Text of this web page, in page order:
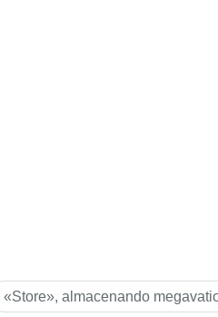
«Store», almacenando